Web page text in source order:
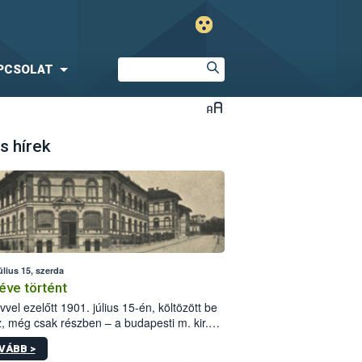
hírek
15, szerda
történt
ezelőtt 1901. július 15-én, költözött be
még csak részben – a budapesti m. kir.
állomás a Kis Rókus utca
alatti, Czigler Győző által tervezett új
>